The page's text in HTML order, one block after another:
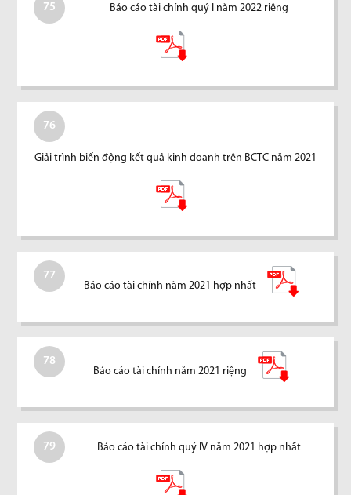
75 Báo cáo tài chính quý I năm 2022 riêng
76
Giải trình biến động kết quả kinh doanh trên BCTC năm 2021
77
Báo cáo tài chính năm 2021 hợp nhất
78
Báo cáo tài chính năm 2021 riệng
79 Báo cáo tài chính quý IV năm 2021 hợp nhất